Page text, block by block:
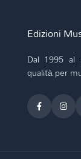
Edizioni
Dal 1995 al
qualità per